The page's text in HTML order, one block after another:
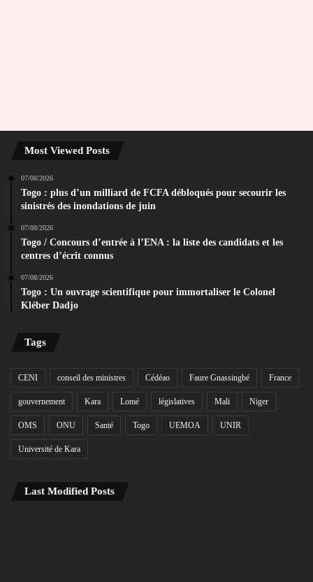
Most Viewed Posts
07/08/2026
Togo : plus d’un milliard de FCFA débloqués pour secourir les
sinistrés des inondations de juin
07/08/2026
Togo / Concours d’entrée à l’ENA : la liste des candidats et les
centres d’écrit connus
07/08/2026
Togo : Un ouvrage scientifique pour immortaliser le Colonel
Kléber Dadjo
Tags
CENI conseil des ministres Cédéao Faure Gnassingbé France
gouvernement Kara Lomé législatives Mali Niger
OMS ONU Santé Togo UEMOA UNIR
Université de Kara
Last Modified Posts